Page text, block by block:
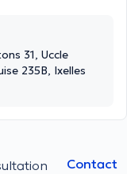
31, Uccle
235B, Ixelles
Contact